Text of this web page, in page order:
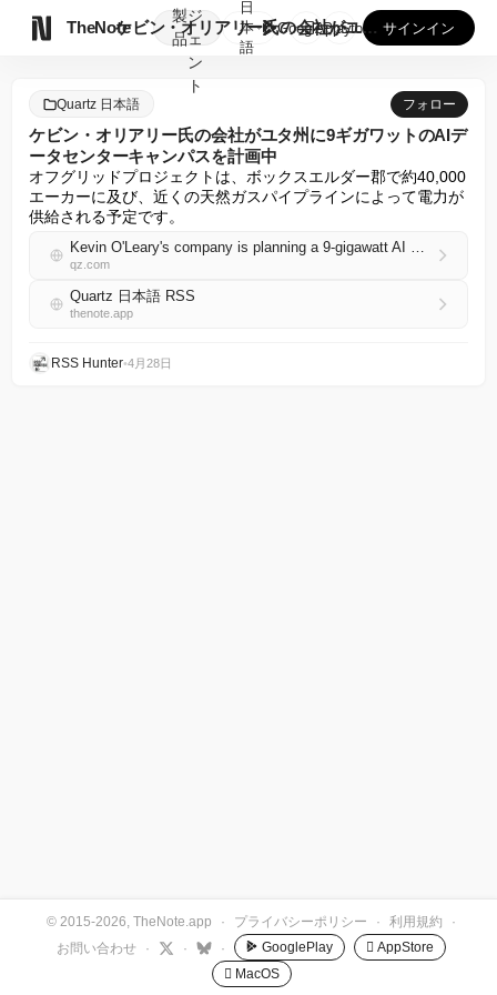
TheNote
製
品
ジ
ェ
ン
ト
ケビン・オリアリー氏の会社がユタ州に9ギガワットのAIデータ...
日
本
語
GooglePlay
AppStore サインイン
Quartz 日本語 フォロー
ケビン・オリアリー氏の会社がユタ州に9ギガワットのAIデ
ータセンターキャンパスを計画中
オフグリッドプロジェクトは、ボックスエルダー郡で約40,000
エーカーに及び、近くの天然ガスパイプラインによって電力が
供給される予定です。
Kevin O'Leary's company is planning a 9-gigawatt AI data center campus in Utah
qz.com
Quartz 日本語 RSS
thenote.app
RSS Hunter•4月28日
© 2015-2026, TheNote.app · プライバシーポリシー · 利用規約
·
お問い合わせ
· · · GooglePlay
 AppStore
 MacOS